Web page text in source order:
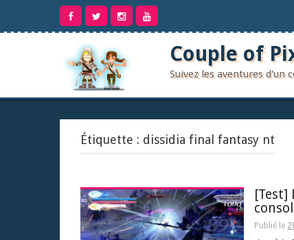
contenu
Couple of
Suivez les aventures d'un
Étiquette : dissidia final fantasy nt
[Test]
Publié le